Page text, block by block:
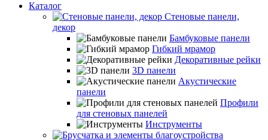
Каталог
Стеновые панели,
декор
Бамбуковые панели
Гибкий мрамор
Декоративные рейки
3D панели
Акустические
панели
Профили
для стеновых панелей
Инструменты